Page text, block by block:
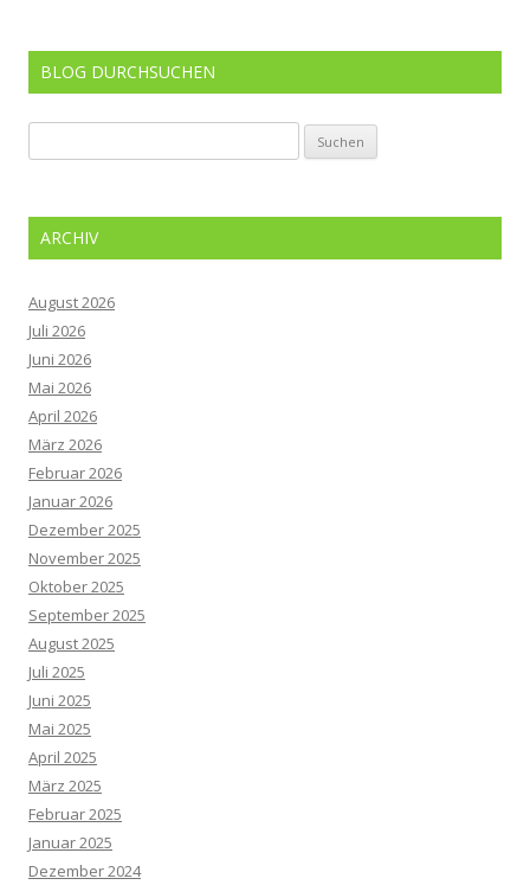
BLOG DURCHSUCHEN
nach:
ARCHIV
August 2026
Juli 2026
Juni 2026
Mai 2026
April 2026
März 2026
Februar 2026
Januar 2026
Dezember 2025
November 2025
Oktober 2025
September 2025
August 2025
Juli 2025
Juni 2025
Mai 2025
April 2025
März 2025
Februar 2025
Januar 2025
Dezember 2024